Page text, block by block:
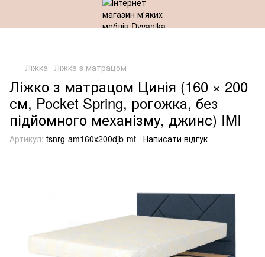
Ліжка Ліжка з матрацом
Ліжко з матрацом Цинія (160 × 200
см, Pocket Spring, рогожка, без
підйомного механізму, джинс) IMI
Артикул: tsnrg-am160x200djb-mt Написати відгук